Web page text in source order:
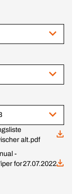
alt.pdf
-
for27.07.2022